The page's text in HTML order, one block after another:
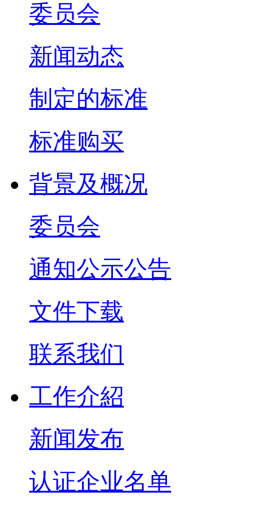
委员会
新闻动态
制定的标准
标准购买
背景及概况
委员会
通知公示公告
文件下载
联系我们
工作介紹
新闻发布
认证企业名单